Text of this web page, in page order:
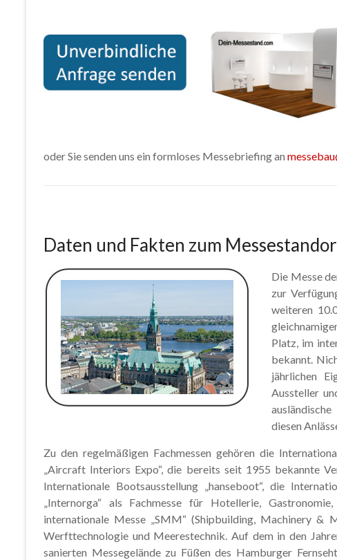
oder Sie senden uns ein formloses Messebriefing an
Daten und Fakten zum
Die Messe
zur
weiteren
Platz, im
bekannt.
jährlichen
Aussteller
diesen
Zu den regelmäßigen Fachmessen gehören die
„Aircraft Interiors Expo“, die bereits seit 1955 bekannte
Internationale Bootsausstellung „hanseboot“, die
„Internorga“ als Fachmesse für Hotellerie,
internationale Messe „SMM“ (Shipbuilding, Machinery &
Werfttechnologie und Meerestechnik. Auf dem in den
sanierten Messegelände zu Füßen des Hamburger